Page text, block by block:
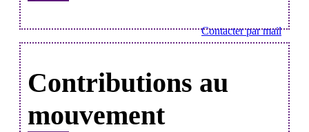
Contacter par mail
Contributions au
mouvement